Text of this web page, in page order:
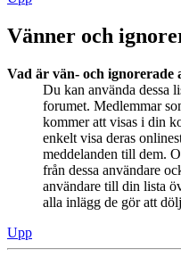
Vänner och
Vad är vän- och ignorerade
Du kan använda dessa
forumet. Medlemmar
kommer att visas i din
enkelt visa deras
meddelanden till dem.
från dessa användare
användare till din lista
alla inlägg de gör att
Upp